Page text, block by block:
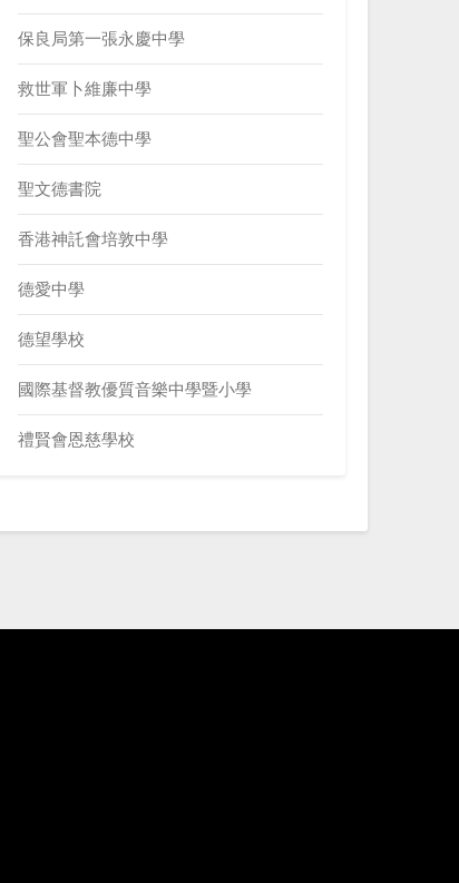
保良局第一張永慶中學
救世軍卜維廉中學
聖公會聖本德中學
聖文德書院
香港神託會培敦中學
德愛中學
德望學校
國際基督教優質音樂中學暨小學
禮賢會恩慈學校